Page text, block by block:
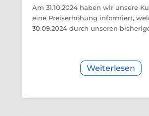
Am 31.10.2024 haben wir unsere
eine Preiserhöhung informiert,
30.09.2024 durch unseren
Weiterlesen